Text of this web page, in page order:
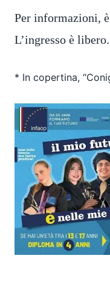
Per informazioni,
L’ingresso è libero.
* In copertina,